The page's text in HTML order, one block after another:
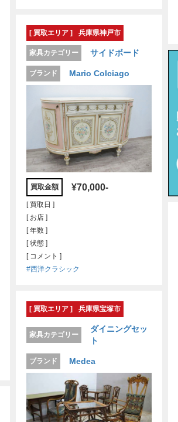
[ 買取エリア ] 兵庫県神戸市
家具カテゴリー サイドボード
ブランド Mario Colciago
買取金額 ¥70,000-
[ 買取日 ]
[ お店 ]
[ 年数 ]
[ 状態 ]
[ コメント ]
#西洋クラシック
[ 買取エリア ] 兵庫県宝塚市
家具カテゴリー
ダイニングセッ
ト
ブランド Medea